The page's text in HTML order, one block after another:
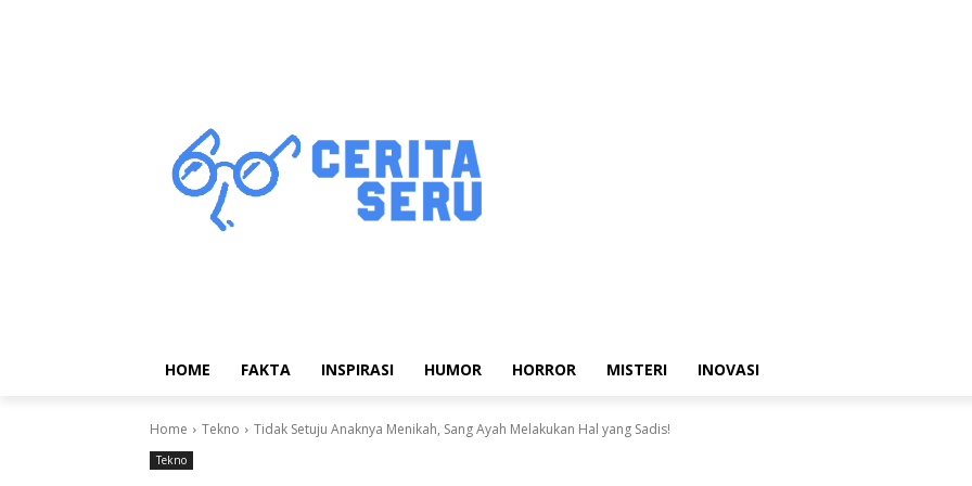
HOME FAKTA INSPIRASI HUMOR HORROR MISTERI INOVASI
Home Tekno Tidak Setuju Anaknya Menikah, Sang Ayah Melakukan Hal yang Sadis!
Tekno